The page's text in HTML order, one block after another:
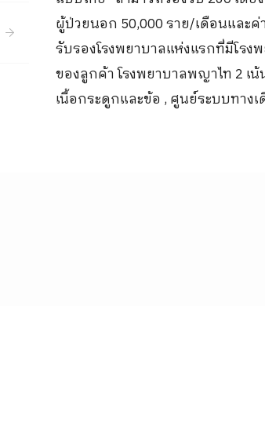
ผู้ป่วยนอก 50,000 ราย/เดือนและ
รับรองโรงพยาบาลแห่งแรกที่มีโร
ของลูกค้า โรงพยาบาลพญาไท 2
เนื้อกระดูกและข้อ , ศูนย์ระบบทา